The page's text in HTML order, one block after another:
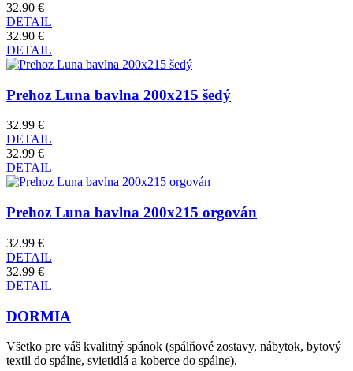
32.90 €
DETAIL
32.90 €
DETAIL
Prehoz Luna bavlna 200x215 šedý
32.99 €
DETAIL
32.99 €
DETAIL
Prehoz Luna bavlna 200x215 orgován
32.99 €
DETAIL
32.99 €
DETAIL
DORMIA
Všetko pre váš kvalitný spánok (spálňové zostavy, nábytok, bytový
textil do spálne, svietidlá a koberce do spálne).